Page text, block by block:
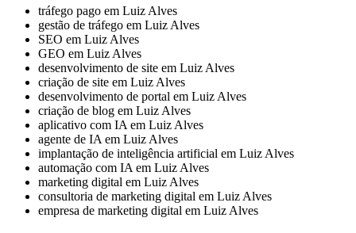
tráfego pago em Luiz Alves
gestão de tráfego em Luiz Alves
SEO em Luiz Alves
GEO em Luiz Alves
desenvolvimento de site em Luiz Alves
criação de site em Luiz Alves
desenvolvimento de portal em Luiz Alves
criação de blog em Luiz Alves
aplicativo com IA em Luiz Alves
agente de IA em Luiz Alves
implantação de inteligência artificial em Luiz Alves
automação com IA em Luiz Alves
marketing digital em Luiz Alves
consultoria de marketing digital em Luiz Alves
empresa de marketing digital em Luiz Alves